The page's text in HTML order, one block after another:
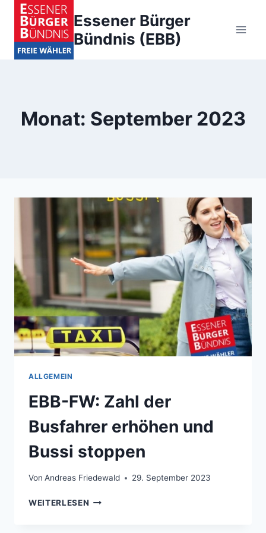
Zum
Inhalt
springen
Essener Bürger
Bündnis (EBB)
Monat: September 2023
ALLGEMEIN
EBB-FW: Zahl der
Busfahrer erhöhen und
Bussi stoppen
Von Andreas Friedewald 29. September 2023
WEITERLESEN EBB-